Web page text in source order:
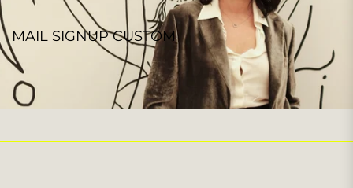
MAIL SIGNUP CUSTOM